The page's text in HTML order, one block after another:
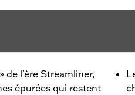
de l'ère Streamliner,
épurées qui restent